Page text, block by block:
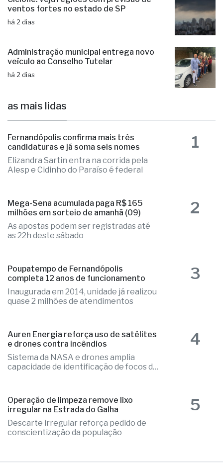
ventos fortes no estado de SP
há 2 dias
Administração municipal entrega novo
veículo ao Conselho Tutelar
há 2 dias
as mais lidas
Fernandópolis confirma mais três
candidaturas e já soma seis nomes
Elizandra Sartin entra na corrida pela
Alesp e Cidinho do Paraíso é federal
1
Mega-Sena acumulada paga R$ 165
milhões em sorteio de amanhã (09)
As apostas podem ser registradas até
as 22h deste sábado
2
Poupatempo de Fernandópolis
completa 12 anos de funcionamento
Inaugurada em 2014, unidade já realizou
quase 2 milhões de atendimentos
3
Auren Energia reforça uso de satélites
e drones contra incêndios
Sistema da NASA e drones amplia
capacidade de identificação de focos de
4
Operação de limpeza remove lixo
irregular na Estrada do Galha
Descarte irregular reforça pedido de
conscientização da população
5